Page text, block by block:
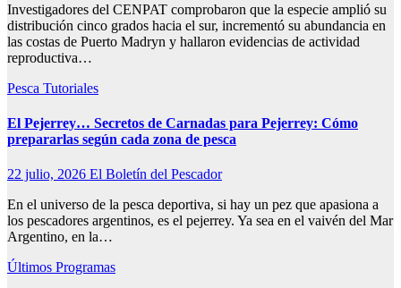
Investigadores del CENPAT comprobaron que la especie amplió su
distribución cinco grados hacia el sur, incrementó su abundancia en
las costas de Puerto Madryn y hallaron evidencias de actividad
reproductiva…
Pesca Tutoriales
El Pejerrey… Secretos de Carnadas para Pejerrey: Cómo
prepararlas según cada zona de pesca
22 julio, 2026 El Boletín del Pescador
En el universo de la pesca deportiva, si hay un pez que apasiona a
los pescadores argentinos, es el pejerrey. Ya sea en el vaivén del Mar
Argentino, en la…
Últimos Programas